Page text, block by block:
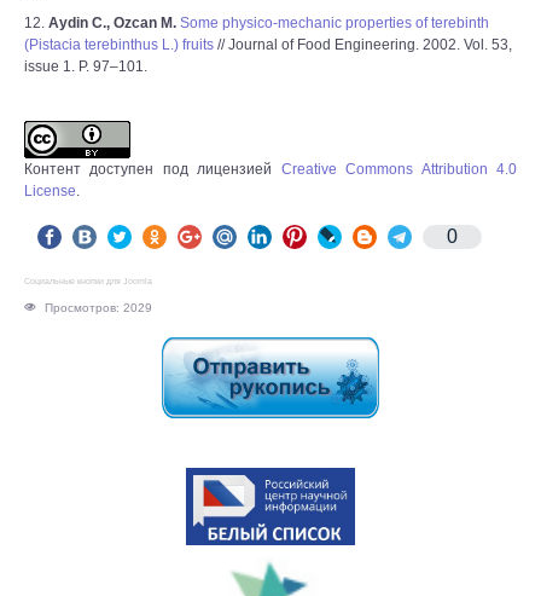
12. Aydin C., Ozcan M. Some physico-mechanic properties of terebinth
(Pistacia terebinthus L.) fruits // Journal of Food Engineering. 2002. Vol. 53,
issue 1. P. 97–101.
Контент доступен под лицензией Creative Commons Attribution 4.0
License.
0
Социальные кнопки для Joomla
Просмотров: 2029